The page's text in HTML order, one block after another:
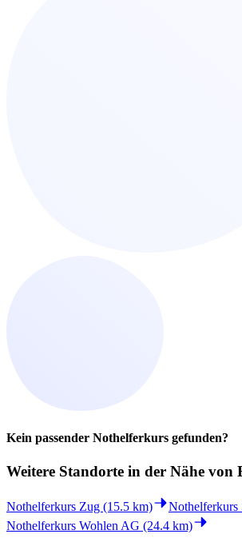
Kein passender Nothelferkurs gefunden?
Weitere Standorte in der Nähe von
Nothelferkurs Zug (15.5 km)
Nothelferkurs
Nothelferkurs Wohlen AG (24.4 km)